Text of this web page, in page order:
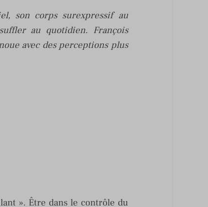
son corps surexpressif au
au quotidien. François
avec des perceptions plus
». Être dans le contrôle du